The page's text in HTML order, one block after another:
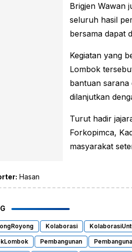
Brigjen Wawan
seluruh hasil
bersama dapat
Kegiatan yang
Lombok
bantuan sarana
dilanjutkan
Turut hadir
Forkopimca,
masyarakat
Hasan
Kolaborasi
Pembangunan